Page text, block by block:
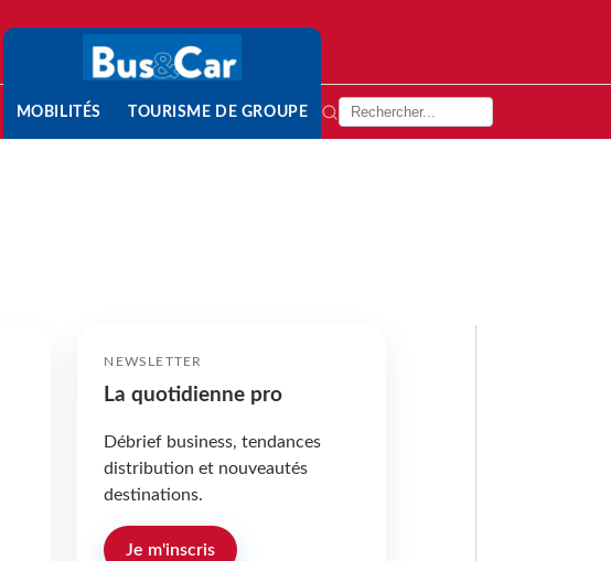
MOBILITÉS TOURISME DE GROUPE
NEWSLETTER
La quotidienne pro
Débrief business, tendances
distribution et nouveautés
destinations.
Je m'inscris